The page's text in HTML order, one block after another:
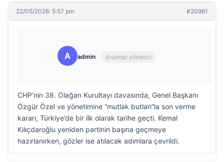
22/05/2026: 5:57 pm #20961
A admin Anahtar yönetici
CHP’nin 38. Olağan Kurultayı davasında, Genel Başkanı
Özgür Özel ve yönetimine “mutlak butlan”la son verme
kararı, Türkiye’de bir ilk olarak tarihe geçti. Kemal
Kılıçdaroğlu yeniden partinin başına geçmeye
hazırlanırken, gözler ise atılacak adımlara çevrildi.